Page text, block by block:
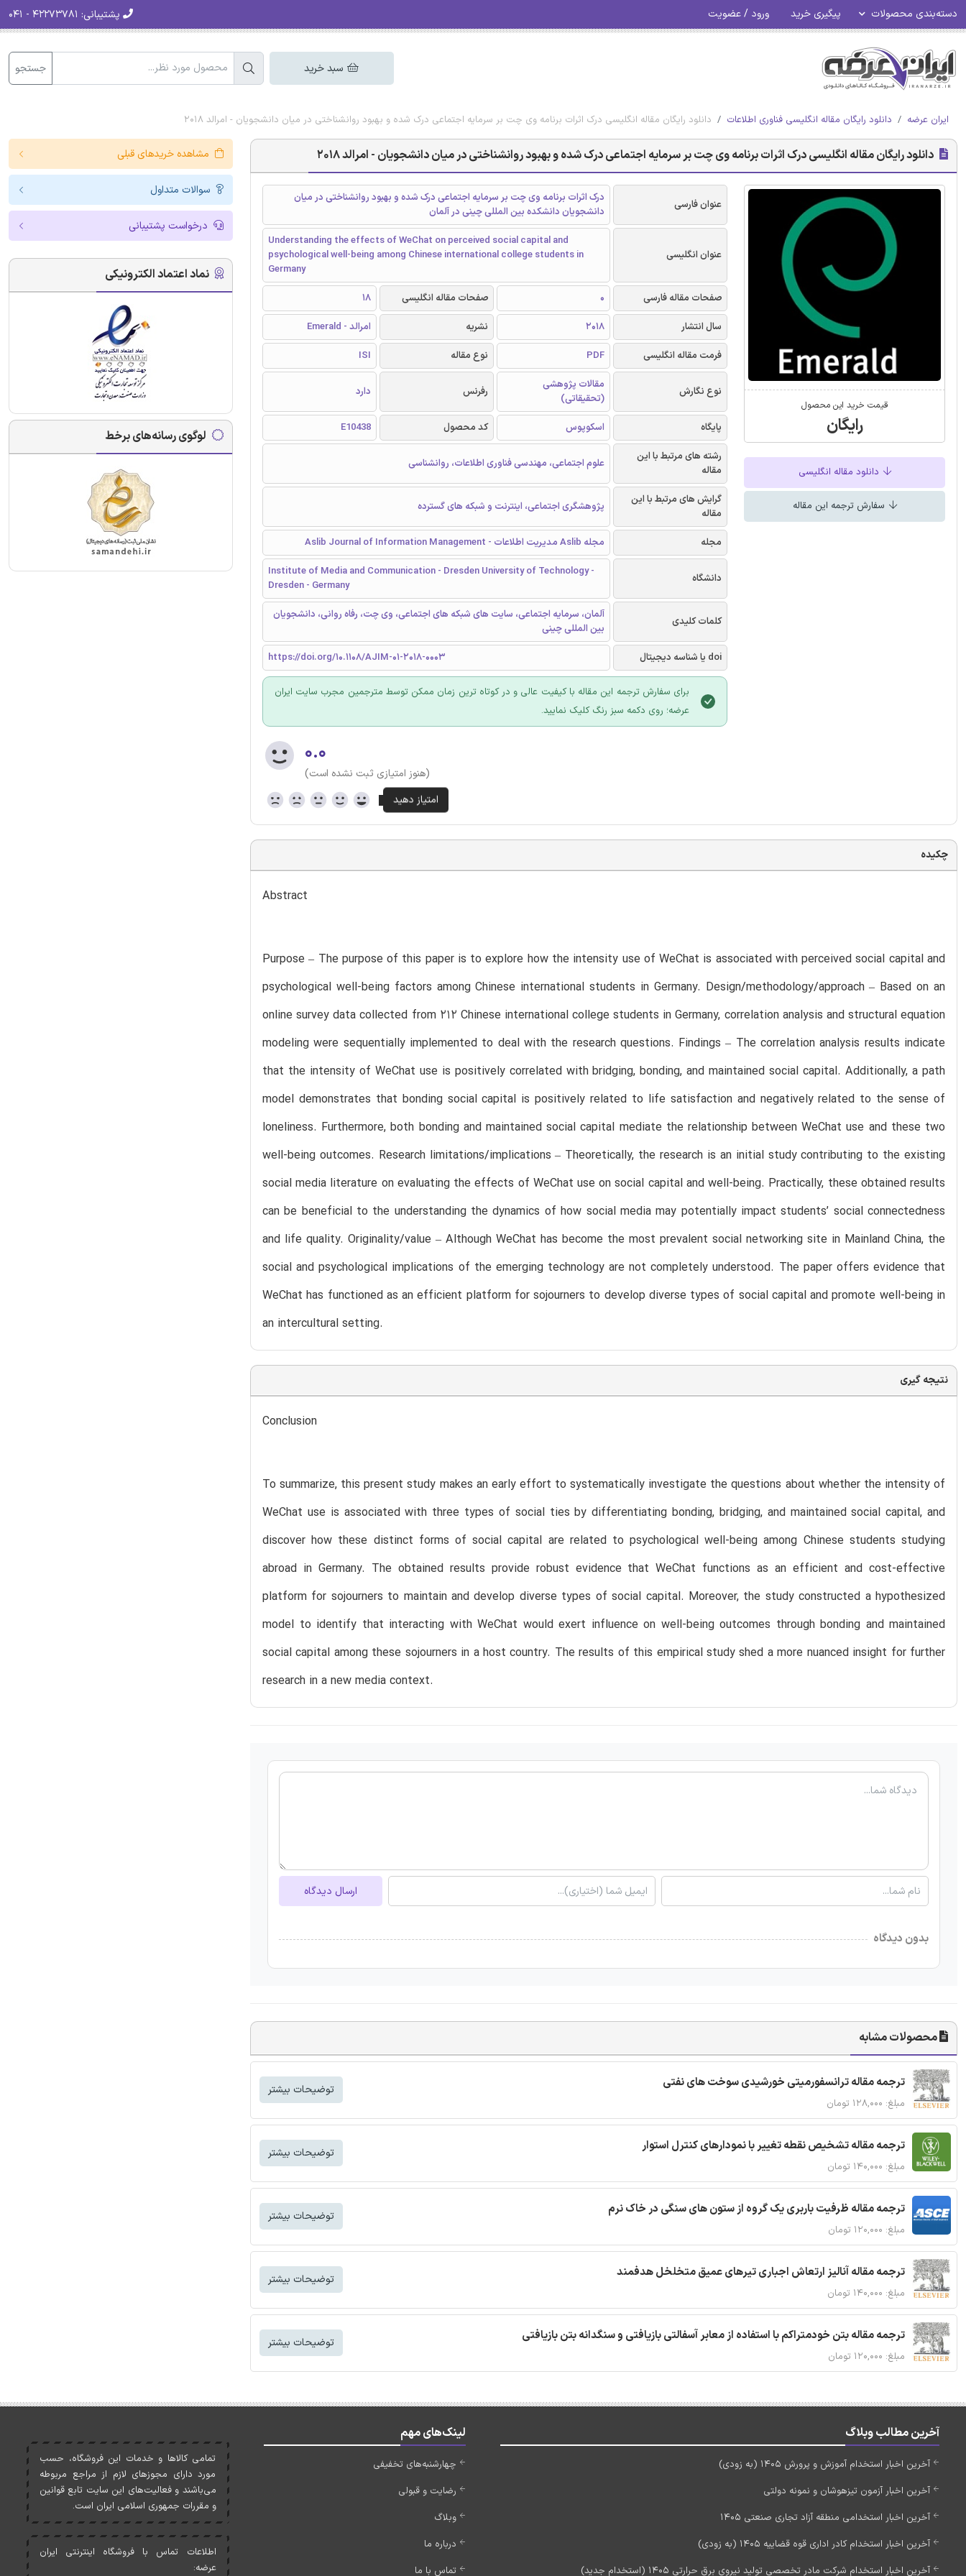
دسته‌بندی محصولات پیگیری خرید ورود / عضویت پشتیبانی:
سبد خرید جستجو
ایران عرضه دانلود رایگان مقاله انگلیسی فناوری اطلاعات دانلود رایگان مقاله انگلیسی درک اثرات برنامه وی چت بر سرمایه اجتماعی درک شده و بهبود روانشناختی در میان دانشجویان - امرالد 2018
دانلود رایگان مقاله انگلیسی درک اثرات برنامه وی چت بر سرمایه اجتماعی درک شده و بهبود روانشناختی در میان دانشجویان - امرالد 2018
قیمت خرید این محصول
رایگان
دانلود مقاله انگلیسی
سفارش ترجمه این مقاله
عنوان فارسی
درک اثرات برنامه وی چت بر سرمایه اجتماعی درک شده و بهبود روانشناختی در میان
دانشجویان دانشکده بین المللی چینی در آلمان
عنوان انگلیسی
Understanding the effects of WeChat on perceived social capital and
psychological well-being among Chinese international college students in
Germany
صفحات مقاله فارسی
0 صفحات مقاله انگلیسی
18
سال انتشار
2018 نشریه
امرالد - Emerald
فرمت مقاله انگلیسی
PDF نوع مقاله ISI
نوع نگارش
مقالات پژوهشی
(تحقیقاتی)
رفرنس دارد
پایگاه اسکوپوس کد محصول
E10438
رشته های مرتبط با این
مقاله
علوم اجتماعی، مهندسی فناوری اطلاعات، روانشناسی
گرایش های مرتبط با این
مقاله
پژوهشگری اجتماعی، اینترنت و شبکه های گسترده
مجله مجله Aslib مدیریت اطلاعات - Aslib Journal of Information Management
دانشگاه
Institute of Media and Communication - Dresden University of Technology -
Dresden - Germany
کلمات کلیدی
آلمان، سرمایه اجتماعی، سایت های شبکه های اجتماعی، وی چت، رفاه روانی، دانشجویان
بین المللی چینی
doi یا شناسه دیجیتال
https://doi.org/10.1108/AJIM-01-2018-0003
برای سفارش ترجمه این مقاله با کیفیت عالی و در کوتاه ترین زمان ممکن توسط مترجمین مجرب سایت ایران
عرضه؛ روی دکمه سبز رنگ کلیک نمایید.
۰.۰
(هنوز امتیازی ثبت نشده است)
چکیده
Abstract
Purpose – The purpose of this paper is to explore how the intensity use of WeChat is associated with perceived social capital and
psychological well-being factors among Chinese international students in Germany. Design/methodology/approach – Based on an
online survey data collected from 212 Chinese international college students in Germany, correlation analysis and structural equation
modeling were sequentially implemented to deal with the research questions. Findings – The correlation analysis results indicate
that the intensity of WeChat use is positively correlated with bridging, bonding, and maintained social capital. Additionally, a path
model demonstrates that bonding social capital is positively related to life satisfaction and negatively related to the sense of
loneliness. Furthermore, both bonding and maintained social capital mediate the relationship between WeChat use and these two
well-being outcomes. Research limitations/implications – Theoretically, the research is an initial study contributing to the existing
social media literature on evaluating the effects of WeChat use on social capital and well-being. Practically, these obtained results
can be beneficial to the understanding the dynamics of how social media may potentially impact students’ social connectedness
and life quality. Originality/value – Although WeChat has become the most prevalent social networking site in Mainland China, the
social and psychological implications of the emerging technology are not completely understood. The paper offers evidence that
WeChat has functioned as an efficient platform for sojourners to develop diverse types of social capital and promote well-being in
an intercultural setting.
نتیجه گیری
Conclusion
To summarize, this present study makes an early effort to systematically investigate the questions about whether the intensity of
WeChat use is associated with three types of social ties by differentiating bonding, bridging, and maintained social capital, and
discover how these distinct forms of social capital are related to psychological well-being among Chinese students studying
abroad in Germany. The obtained results provide robust evidence that WeChat functions as an efficient and cost-effective
platform for sojourners to maintain and develop diverse types of social capital. Moreover, the study constructed a hypothesized
model to identify that interacting with WeChat would exert influence on well-being outcomes through bonding and maintained
social capital among these sojourners in a host country. The results of this empirical study shed a more nuanced insight for further
research in a new media context.
ارسال دیدگاه
بدون دیدگاه
محصولات مشابه
ترجمه مقاله ترانسفورمیتی خورشیدی سوخت های نفتی
مبلغ: ۱۲۸,۰۰۰ تومان
توضیحات بیشتر
ترجمه مقاله تشخیص نقطه تغییر با نمودارهای کنترل استوار
مبلغ: ۱۴۰,۰۰۰ تومان
توضیحات بیشتر
ترجمه مقاله ظرفیت باربری یک گروه از ستون های سنگی در خاک نرم
مبلغ: ۱۲۰,۰۰۰ تومان
توضیحات بیشتر
ترجمه مقاله آنالیز ارتعاش اجباری تیرهای عمیق متخلخل هدفمند
مبلغ: ۱۴۰,۰۰۰ تومان
توضیحات بیشتر
ترجمه مقاله بتن خودمتراکم با استفاده از معابر آسفالتی بازیافتی و سنگدانه بتن بازیافتی
مبلغ: ۱۲۰,۰۰۰ تومان
توضیحات بیشتر
مشاهده خریدهای قبلی
سوالات متداول
درخواست پشتیبانی
نماد اعتماد الکترونیکی
لوگوی رسانه‌های برخط
آخرین مطالب وبلاگ
آخرین اخبار استخدام آموزش و پرورش 1405 (به زودی)
آخرین اخبار آزمون تیزهوشان و نمونه دولتی
آخرین اخبار استخدامی منطقه آزاد تجاری صنعتی 1405
آخرین اخبار استخدام کادر اداری قوه قضاییه 1405 (به زودی)
آخرین اخبار استخدام شرکت مادر تخصصی تولید نیروی برق حرارتی 1405 (استخدام جدید)
لینک‌های مهم
چهارشنبه‌های تخفیفی
رضایت و قبولی
وبلاگ
درباره ما
تماس با ما
تمامی کالاها و خدمات اين فروشگاه، حسب
مورد دارای مجوزهای لازم از مراجع مربوطه
می‌باشند و فعاليت‌های اين سايت تابع قوانين
و مقررات جمهوری اسلامی ايران است.
اطلاعات تماس با فروشگاه اینترنتی ایران
عرضه: